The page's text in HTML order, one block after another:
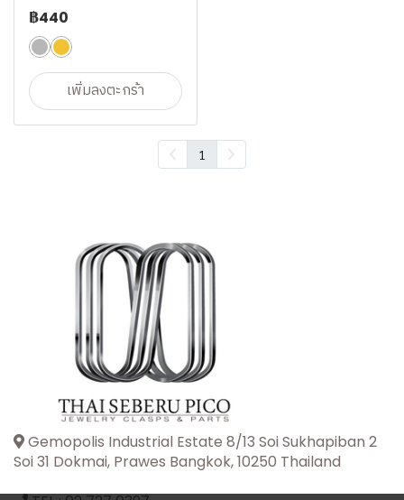
฿440
เพิ่มลงตะกร้า
1
Gemopolis Industrial Estate 8/13 Soi Sukhapiban 2
Soi 31 Dokmai, Prawes Bangkok, 10250 Thailand